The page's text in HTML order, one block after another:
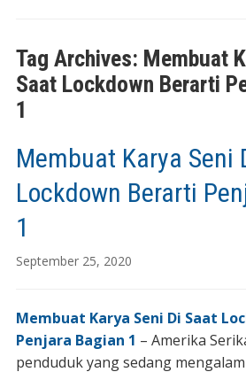
Tag Archives: Membuat
Saat Lockdown Berarti
1
Membuat Karya Seni
Lockdown Berarti
1
September 25, 2020
Membuat Karya Seni Di Saat
Penjara Bagian 1 – Amerika
penduduk yang sedang